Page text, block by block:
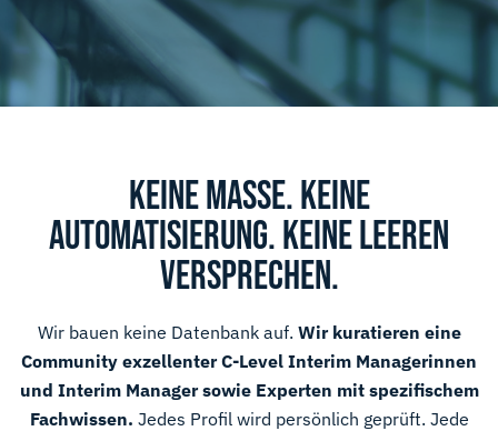
KEINE MASSE. KEINE
AUTOMATISIERUNG. KEINE LEEREN
VERSPRECHEN.
Wir bauen keine Datenbank auf. Wir kuratieren eine
Community exzellenter C-Level Interim Managerinnen
und Interim Manager sowie Experten mit spezifischem
Fachwissen. Jedes Profil wird persönlich geprüft. Jede